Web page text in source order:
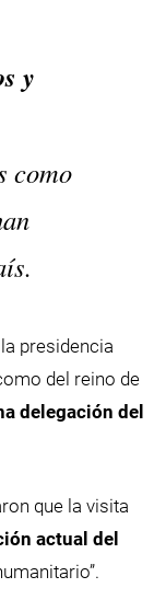
y
como
presidencia
del reino de
delegación del
que la visita
actual del